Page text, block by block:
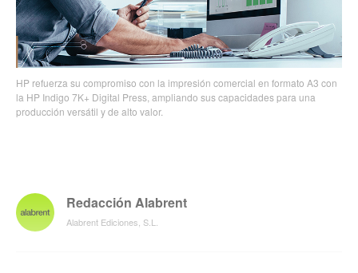
HP refuerza su compromiso con la impresión comercial en formato A3 con
la HP Indigo 7K+ Digital Press, ampliando sus capacidades para una
producción versátil y de alto valor.
Redacción Alabrent
Alabrent Ediciones, S.L.